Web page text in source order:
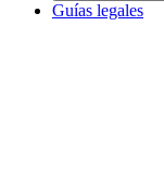
Guías legales